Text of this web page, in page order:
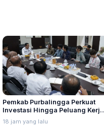
Pemkab Purbalingga Perkuat
Investasi Hingga Peluang Kerja
di Jepang
18 jam yang lalu